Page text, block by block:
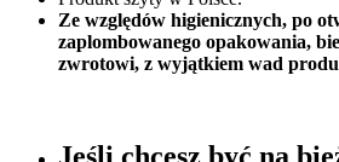
Ze względów higienicznych, po
zaplombowanego opakowania,
zwrotowi, z wyjątkiem wad